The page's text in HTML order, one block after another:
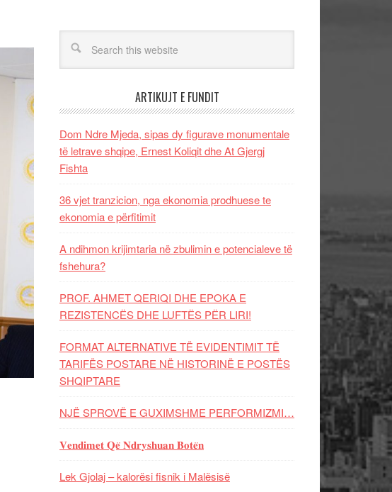
ARTIKUJT E FUNDIT
Dom Ndre Mjeda, sipas dy figurave monumentale
të letrave shqipe, Ernest Koliqit dhe At Gjergj
Fishta
36 vjet tranzicion, nga ekonomia prodhuese te
ekonomia e përfitimit
A ndihmon krijimtaria në zbulimin e potencialeve të
fshehura?
PROF. AHMET QERIQI DHE EPOKA E
REZISTENCЁS DHE LUFTЁS PЁR LIRI!
FORMAT ALTERNATIVE TË EVIDENTIMIT TË
TARIFËS POSTARE NË HISTORINË E POSTËS
SHQIPTARE
NJË SPROVË E GUXIMSHME PERFORMIZMI…
𝐕𝐞𝐧𝐝𝐢𝐦𝐞𝐭 𝐐𝐞̈ 𝐍𝐝𝐫𝐲𝐬𝐡𝐮𝐚𝐧 𝐁𝐨𝐭𝐞̈𝐧
Lek Gjolaj – kalorësi fisnik i Malësisë